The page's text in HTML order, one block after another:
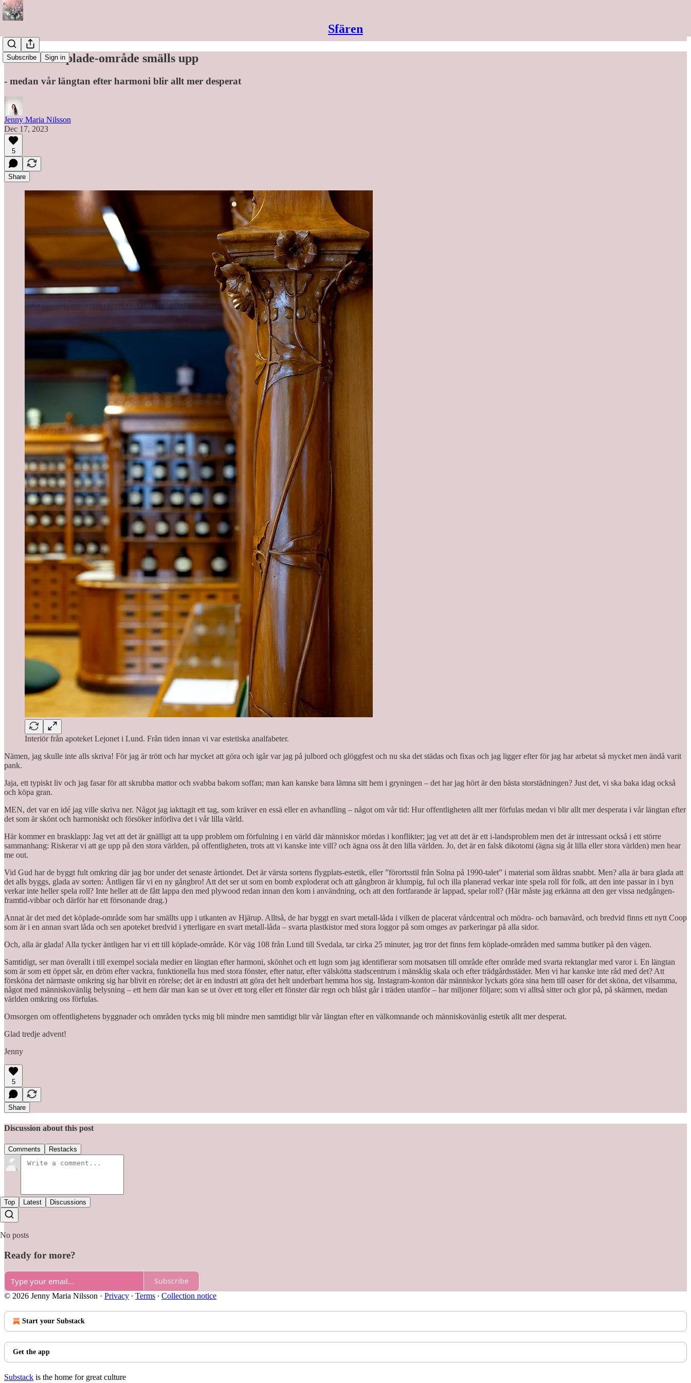
Sfären
Subscribe Sign in
Ännu ett köplade-område smälls upp
- medan vår längtan efter harmoni blir allt mer desperat
Jenny Maria Nilsson
Dec 17, 2023
5
Share
Interiör från apoteket Lejonet i Lund. Från tiden innan vi var estetiska analfabeter.
Nämen, jag skulle inte alls skriva! För jag är trött och har mycket att göra och igår var jag på julbord och glöggfest och nu ska det städas och fixas och jag ligger efter för jag har arbetat så mycket men ändå varit
pank.
Jaja, ett typiskt liv och jag fasar för att skrubba mattor och svabba bakom soffan; man kan kanske bara lämna sitt hem i gryningen – det har jag hört är den bästa storstädningen? Just det, vi ska baka idag också
och köpa gran.
MEN, det var en idé jag ville skriva ner. Något jag iakttagit ett tag, som kräver en essä eller en avhandling – något om vår tid: Hur offentligheten allt mer förfulas medan vi blir allt mer desperata i vår längtan efter
det som är skönt och harmoniskt och försöker införliva det i vår lilla värld.
Här kommer en brasklapp: Jag vet att det är gnälligt att ta upp problem om förfulning i en värld där människor mördas i konflikter; jag vet att det är ett i-landsproblem men det är intressant också i ett större
sammanhang: Riskerar vi att ge upp på den stora världen, på offentligheten, trots att vi kanske inte vill? och ägna oss åt den lilla världen. Jo, det är en falsk dikotomi (ägna sig åt lilla eller stora världen) men hear
me out.
Vid Gud har de byggt fult omkring där jag bor under det senaste årtiondet. Det är värsta sortens flygplats-estetik, eller ”förortsstil från Solna på 1990-talet” i material som åldras snabbt. Men? alla är bara glada att
det alls byggs, glada av sorten: Äntligen får vi en ny gångbro! Att det ser ut som en bomb exploderat och att gångbron är klumpig, ful och illa planerad verkar inte spela roll för folk, att den inte passar in i byn
verkar inte heller spela roll? Inte heller att de fått lappa den med plywood redan innan den kom i användning, och att den fortfarande är lappad, spelar roll? (Här måste jag erkänna att den ger vissa nedgången-
framtid-vibbar och därför har ett försonande drag.)
Annat är det med det köplade-område som har smällts upp i utkanten av Hjärup. Alltså, de har byggt en svart metall-låda i vilken de placerat vårdcentral och mödra- och barnavård, och bredvid finns ett nytt Coop
som är i en annan svart låda och sen apoteket bredvid i ytterligare en svart metall-låda – svarta plastkistor med stora loggor på som omges av parkeringar på alla sidor.
Och, alla är glada! Alla tycker äntligen har vi ett till köplade-område. Kör väg 108 från Lund till Svedala, tar cirka 25 minuter, jag tror det finns fem köplade-områden med samma butiker på den vägen.
Samtidigt, ser man överallt i till exempel sociala medier en längtan efter harmoni, skönhet och ett lugn som jag identifierar som motsatsen till område efter område med svarta rektanglar med varor i. En längtan
som är som ett öppet sår, en dröm efter vackra, funktionella hus med stora fönster, efter natur, efter välskötta stadscentrum i mänsklig skala och efter trädgårdsstäder. Men vi har kanske inte råd med det? Att
försköna det närmaste omkring sig har blivit en rörelse; det är en industri att göra det helt underbart hemma hos sig. Instagram-konton där människor lyckats göra sina hem till oaser för det sköna, det vilsamma,
något med människovänlig belysning – ett hem där man kan se ut över ett torg eller ett fönster där regn och blåst går i träden utanför – har miljoner följare; som vi alltså sitter och glor på, på skärmen, medan
världen omkring oss förfulas.
Omsorgen om offentlighetens byggnader och områden tycks mig bli mindre men samtidigt blir vår längtan efter en välkomnande och människovänlig estetik allt mer desperat.
Glad tredje advent!
Jenny
5
Share
Discussion about this post
Comments Restacks
Top Latest Discussions
No posts
Ready for more?
Subscribe
© 2026 Jenny Maria Nilsson · Privacy ∙ Terms ∙ Collection notice
Start your Substack
Get the app
Substack is the home for great culture